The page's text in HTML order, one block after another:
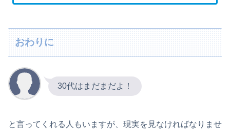
おわりに
30代はまだまだよ！
と言ってくれる人もいますが、現実を見なければなりませ